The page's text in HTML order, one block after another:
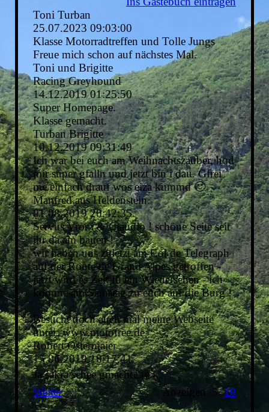
Toni Turban
25.07.2023 09:03:00
Klasse Motorradtreffen und Tolle Jungs
Freue mich schon auf nächstes Mal.
Toni und Brigitte
Racing Greyhound
14.12.2019 01:25:50
Super Homepage.
Klasse gemacht.
Turban Brigitte
10.12.2019 09:31:49
Ich war bei euch am Weihnachtszauber, hod
mir super gfalln und jetzt bin i dau. Gfrei
me einfach drauf wos eiza kummd 🙂
Manfred aus Heldenstein
01.08.2019 20:42:35
Servus Vroni & Claudio ! schöne Seite seit
ihr da am bauen !
wir haben uns zuletzt am Col de Telegraph
auf der Route de Grand Alpes getroffen -
jetzt wird es Zeit fü ein Wiedersehen - ich
komme am Samstag zu euch auf die Burg !
Besucht doch auch mal meine Webseite
unter: www.motofree.de
Robert Ostermaier
15.06.2019 10:17:41
Ja sakra schee gmacht👍👍
Weiter
Anzeigen: 510